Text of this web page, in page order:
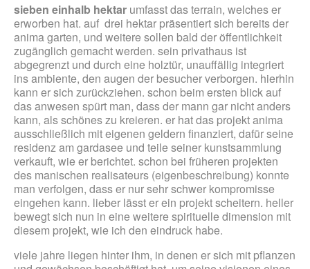
sieben einhalb hektar umfasst das terrain, welches er
erworben hat. auf drei hektar präsentiert sich bereits der
anima garten, und weitere sollen bald der öffentlichkeit
zugänglich gemacht werden. sein privathaus ist
abgegrenzt und durch eine holztür, unauffällig integriert
ins ambiente, den augen der besucher verborgen. hierhin
kann er sich zurückziehen. schon beim ersten blick auf
das anwesen spürt man, dass der mann gar nicht anders
kann, als schönes zu kreieren. er hat das projekt anima
ausschließlich mit eigenen geldern finanziert, dafür seine
residenz am gardasee und teile seiner kunstsammlung
verkauft, wie er berichtet. schon bei früheren projekten
des manischen realisateurs (eigenbeschreibung) konnte
man verfolgen, dass er nur sehr schwer kompromisse
eingehen kann. lieber lässt er ein projekt scheitern. heller
bewegt sich nun in eine weitere spirituelle dimension mit
diesem projekt, wie ich den eindruck habe.
viele jahre liegen hinter ihm, in denen er sich mit pflanzen